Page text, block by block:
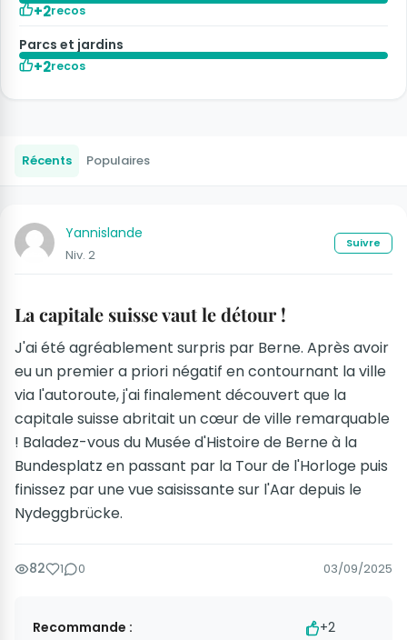
+2recos
Parcs et jardins
+2recos
Récents Populaires
Yannislande
Niv. 2
Suivre
La capitale suisse vaut le détour !
J'ai été agréablement surpris par Berne. Après avoir
eu un premier a priori négatif en contournant la ville
via l'autoroute, j'ai finalement découvert que la
capitale suisse abritait un cœur de ville remarquable
! Baladez-vous du Musée d'Histoire de Berne à la
Bundesplatz en passant par la Tour de l'Horloge puis
finissez par une vue saisissante sur l'Aar depuis le
Nydeggbrücke.
82 1 0 03/09/2025
Recommande : +2